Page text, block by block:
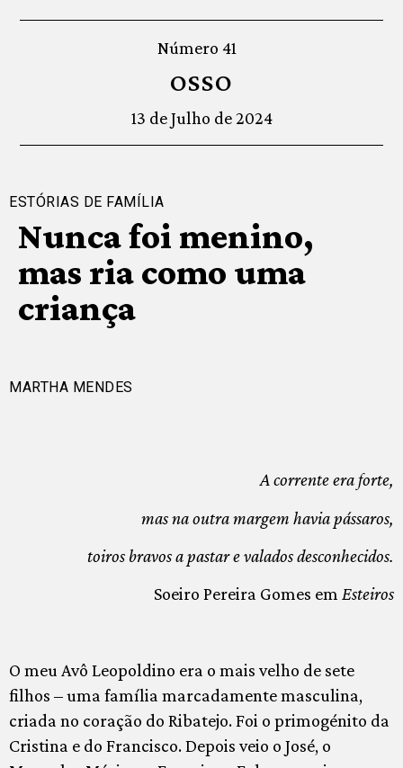
Número 41
OSSO
13 de Julho de 2024
ESTÓRIAS DE FAMÍLIA
Nunca foi menino,
mas ria como uma
criança
MARTHA MENDES
A corrente era forte,
mas na outra margem havia pássaros,
toiros bravos a pastar e valados desconhecidos.
Soeiro Pereira Gomes em Esteiros
O meu Avô Leopoldino era o mais velho de sete
filhos – uma família marcadamente masculina,
criada no coração do Ribatejo. Foi o primogénito da
Cristina e do Francisco. Depois veio o José, o